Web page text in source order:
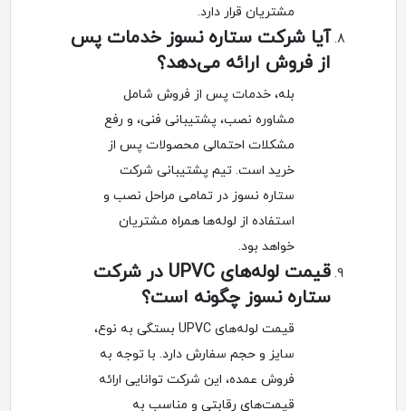
مشتریان قرار دارد.
آیا شرکت ستاره نسوز خدمات پس
از فروش ارائه می‌دهد؟
بله، خدمات پس از فروش شامل
مشاوره نصب، پشتیبانی فنی، و رفع
مشکلات احتمالی محصولات پس از
خرید است. تیم پشتیبانی شرکت
ستاره نسوز در تمامی مراحل نصب و
استفاده از لوله‌ها همراه مشتریان
خواهد بود.
قیمت لوله‌های UPVC در شرکت
ستاره نسوز چگونه است؟
قیمت لوله‌های UPVC بستگی به نوع،
سایز و حجم سفارش دارد. با توجه به
فروش عمده، این شرکت توانایی ارائه
قیمت‌های رقابتی و مناسب به